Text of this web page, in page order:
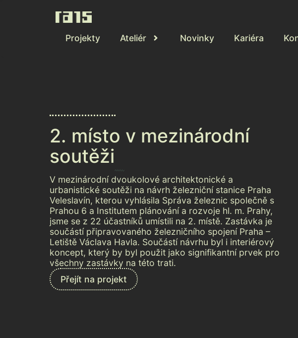
Projekty Ateliér Novinky Kariéra
2. místo v mezinárodní
soutěži
V mezinárodní dvoukolové architektonické a
urbanistické soutěži na návrh železniční stanice Praha
Veleslavín, kterou vyhlásila Správa železnic společně s
Prahou 6 a Institutem plánování a rozvoje hl. m. Prahy,
jsme se z 22 účastníků umístili na 2. místě. Zastávka je
součástí připravovaného železničního spojení Praha –
Letiště Václava Havla. Součástí návrhu byl i interiérový
koncept, který by byl použit jako signifikantní prvek pro
všechny zastávky na této trati.
Přejít na projekt